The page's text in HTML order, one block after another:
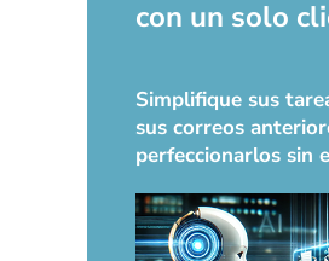
con un solo
Simplifique sus
sus correos
perfeccionarlos sin